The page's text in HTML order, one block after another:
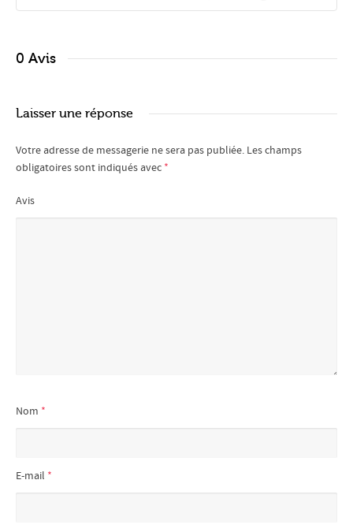
0 Avis
Laisser une réponse
Votre adresse de messagerie ne sera pas publiée. Les champs
obligatoires sont indiqués avec *
Avis
Nom *
E-mail *